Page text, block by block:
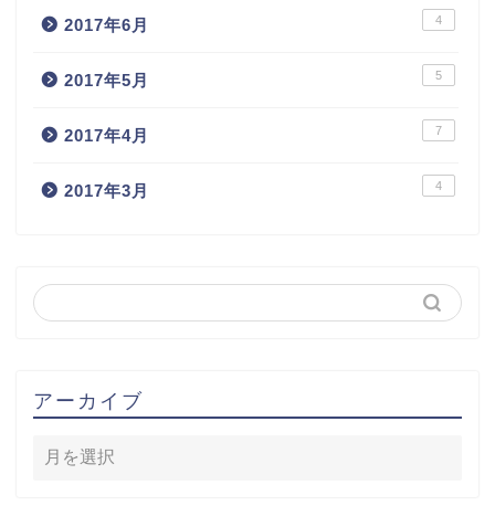
2017年6月 4
2017年5月 5
2017年4月 7
2017年3月 4
アーカイブ